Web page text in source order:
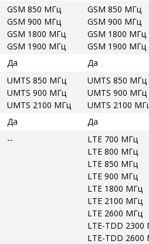
GSM 850 МГц
GSM 900 МГц
GSM 1800 МГц
GSM 1900 МГц
GSM 850 МГц
GSM 900 МГц
GSM 1800 МГц
GSM 1900 МГц
Да
Да
UMTS 850 МГц
UMTS 900 МГц
UMTS 2100 МГц
UMTS 850 МГц
UMTS 900 МГц
UMTS 2100
Да
Да
--
LTE 700 МГц
LTE 800 МГц
LTE 850 МГц
LTE 900 МГц
LTE 1800 МГц
LTE 2100 МГц
LTE 2600 МГц
LTE-TDD 2300
LTE-TDD 2600